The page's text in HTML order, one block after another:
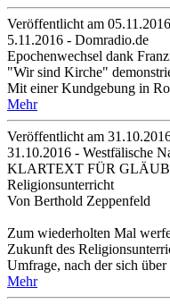
Veröffentlicht am 05­.11.2016
5.11.2016 - Domradio.de
Epochenwechsel dank
"Wir sind Kirche"
Mit einer Kundgebung in
Mehr
Veröffentlicht am
31.10.2016 - Westfälische
KLARTEXT FÜR
Religionsunterricht
Von Berthold Zeppenfeld
Zum wiederholten Mal
Zukunft des
Umfrage, nach der sich über
Mehr